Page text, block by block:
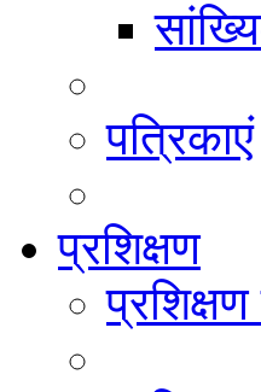
पत्रिकाएं
प्रशिक्षण